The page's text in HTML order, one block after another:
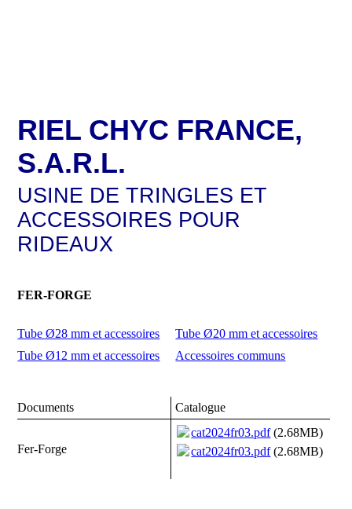
RIEL CHYC FRANCE,
S.A.R.L.
USINE DE TRINGLES ET
ACCESSOIRES POUR
RIDEAUX
FER-FORGE
Tube Ø28 mm et accessoires
Tube Ø20 mm et accessoires
Tube Ø12 mm et accessoires
Accessoires communs
Documents Catalogue
Fer-Forge
cat2024fr03.pdf(2.68MB)
cat2024fr03.pdf(2.68MB)